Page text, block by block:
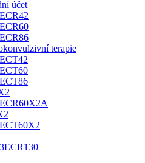
účet
ECR42
ECR60
ECR86
terapie
ECT42
ECT60
ECT86
ECR60X2A
ECT60X2
3ECR130